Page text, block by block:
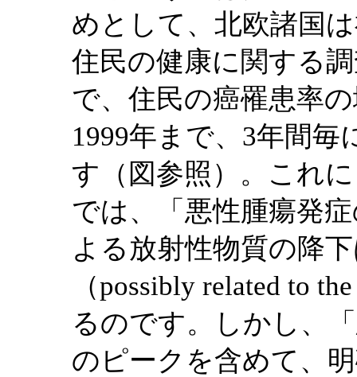
めとして、北欧諸国
住民の健康に関する
で、住民の癌罹患率
1999年まで、3年間
す（図参照）。これ
では、「悪性腫瘍発
よる放射性物質の降
（possibly related to
るのです。しかし、
のピークを含めて、